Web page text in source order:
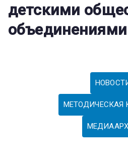
детскими
объединениями
МЕТОДИЧЕСКАЯ